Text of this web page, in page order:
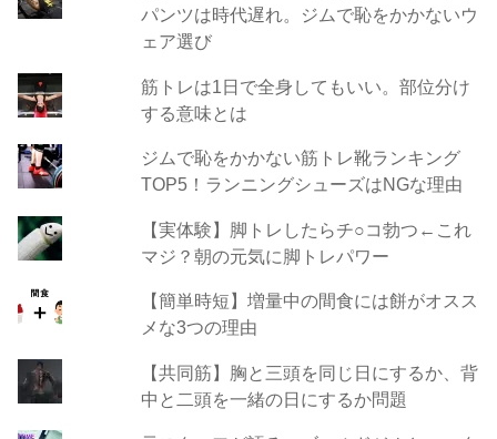
パンツは時代遅れ。ジムで恥をかかないウ
ェア選び
筋トレは1日で全身してもいい。部位分け
する意味とは
ジムで恥をかかない筋トレ靴ランキング
TOP5！ランニングシューズはNGな理由
【実体験】脚トレしたらチ○コ勃つ←これ
マジ？朝の元気に脚トレパワー
【簡単時短】増量中の間食には餅がオスス
メな3つの理由
【共同筋】胸と三頭を同じ日にするか、背
中と二頭を一緒の日にするか問題